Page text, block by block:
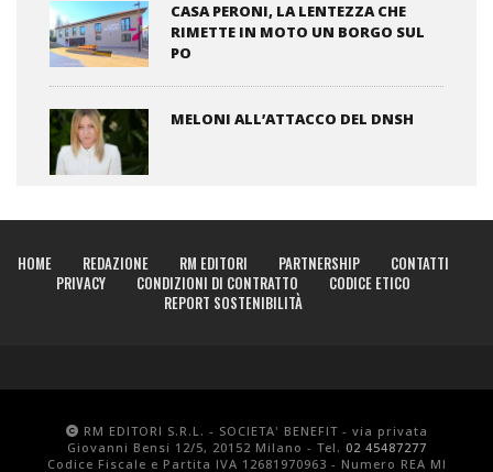
CASA PERONI, LA LENTEZZA CHE
RIMETTE IN MOTO UN BORGO SUL
PO
MELONI ALL’ATTACCO DEL DNSH
HOME REDAZIONE RM EDITORI PARTNERSHIP
CONTATTI
PRIVACY
CONDIZIONI DI CONTRATTO
CODICE ETICO
REPORT SOSTENIBILITÀ
RM EDITORI S.R.L. - SOCIETA' BENEFIT - via privata
Giovanni Bensi 12/5, 20152 Milano - Tel. 02 45487277
Codice Fiscale e Partita IVA 12681970963 - Numero REA MI